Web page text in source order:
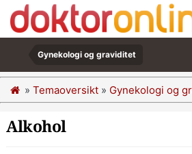
Gynekologi og graviditet
» Temaoversikt » Gynekologi og
Alkohol